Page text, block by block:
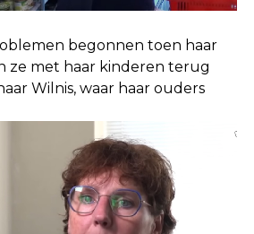
begonnen toen haar
ze met haar kinderen terug
Wilnis, waar haar ouders